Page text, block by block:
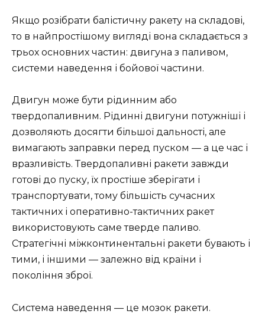
Якщо розібрати балістичну ракету на складові,
то в найпростішому вигляді вона складається з
трьох основних частин: двигуна з паливом,
системи наведення і бойової частини.
Двигун може бути рідинним або
твердопаливним. Рідинні двигуни потужніші і
дозволяють досягти більшої дальності, але
вимагають заправки перед пуском — а це час і
вразливість. Твердопаливні ракети завжди
готові до пуску, їх простіше зберігати і
транспортувати, тому більшість сучасних
тактичних і оперативно-тактичних ракет
використовують саме тверде паливо.
Стратегічні міжконтинентальні ракети бувають і
тими, і іншими — залежно від країни і
покоління зброї.
Система наведення — це мозок ракети.